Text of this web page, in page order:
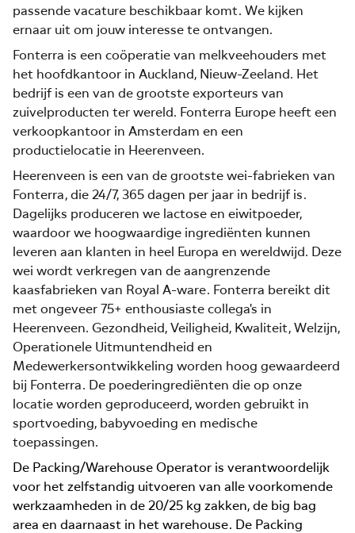
passende vacature beschikbaar komt. We kijken
ernaar uit om jouw interesse te ontvangen.
Fonterra is een coöperatie van melkveehouders met
het hoofdkantoor in Auckland, Nieuw-Zeeland. Het
bedrijf is een van de grootste exporteurs van
zuivelproducten ter wereld. Fonterra Europe heeft een
verkoopkantoor in Amsterdam en een
productielocatie in Heerenveen.
Heerenveen is een van de grootste wei-fabrieken van
Fonterra, die 24/7, 365 dagen per jaar in bedrijf is.
Dagelijks produceren we lactose en eiwitpoeder,
waardoor we hoogwaardige ingrediënten kunnen
leveren aan klanten in heel Europa en wereldwijd. Deze
wei wordt verkregen van de aangrenzende
kaasfabrieken van Royal A-ware. Fonterra bereikt dit
met ongeveer 75+ enthousiaste collega's in
Heerenveen. Gezondheid, Veiligheid, Kwaliteit, Welzijn,
Operationele Uitmuntendheid en
Medewerkersontwikkeling worden hoog gewaardeerd
bij Fonterra. De poederingrediënten die op onze
locatie worden geproduceerd, worden gebruikt in
sportvoeding, babyvoeding en medische
toepassingen.
De Packing/Warehouse Operator is verantwoordelijk
voor het zelfstandig uitvoeren van alle voorkomende
werkzaamheden in de 20/25 kg zakken, de big bag
area en daarnaast in het warehouse. De Packing